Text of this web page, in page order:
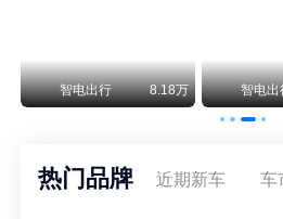
智电出行 8.18万 智电出
热门品牌 近期新车 车